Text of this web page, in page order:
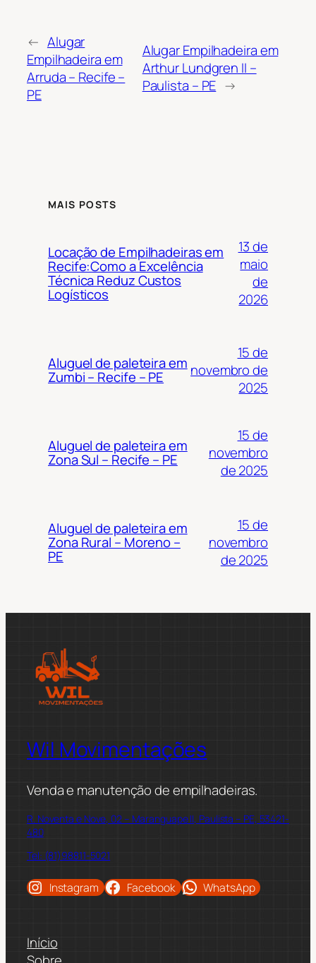
← Alugar
Empilhadeira em
Arruda – Recife –
PE
Alugar Empilhadeira em
Arthur Lundgren II –
Paulista – PE →
MAIS POSTS
Locação de Empilhadeiras em
Recife:Como a Excelência
Técnica Reduz Custos
Logísticos
13 de
maio
de
2026
Aluguel de paleteira em
Zumbi – Recife – PE
15 de
novembro de
2025
Aluguel de paleteira em
Zona Sul – Recife – PE
15 de
novembro
de 2025
Aluguel de paleteira em
Zona Rural – Moreno –
PE
15 de
novembro
de 2025
Wil Movimentações
Venda e manutenção de empilhadeiras.
R. Noventa e Nove, 02 – Maranguape II, Paulista – PE, 53421-
480
Tel: (81)98811-5021
Instagram Facebook WhatsApp
Início